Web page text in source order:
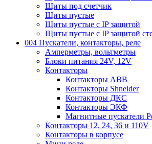
Щиты под счетчик
Щиты пустые
Щиты пустые с IP защитой
Щиты пустые с IP защитой
004 Пускатели, контакторы, реле
Амперметры, вольтметры
Блоки питания 24V, 12V
Контакторы
Контакторы ABB
Контакторы Shneider
Контакторы ДКС
Контакторы ЭКФ
Магнитные пускатели
Контакторы 12, 24, 36 и 110V
Контакторы в корпусе